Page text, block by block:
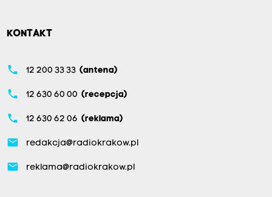
KONTAKT
phone 12 200 33 33 (antena)
phone 12 630 60 00 (recepcja)
phone 12 630 62 06 (reklama)
email redakcja@radiokrakow.pl
email reklama@radiokrakow.pl